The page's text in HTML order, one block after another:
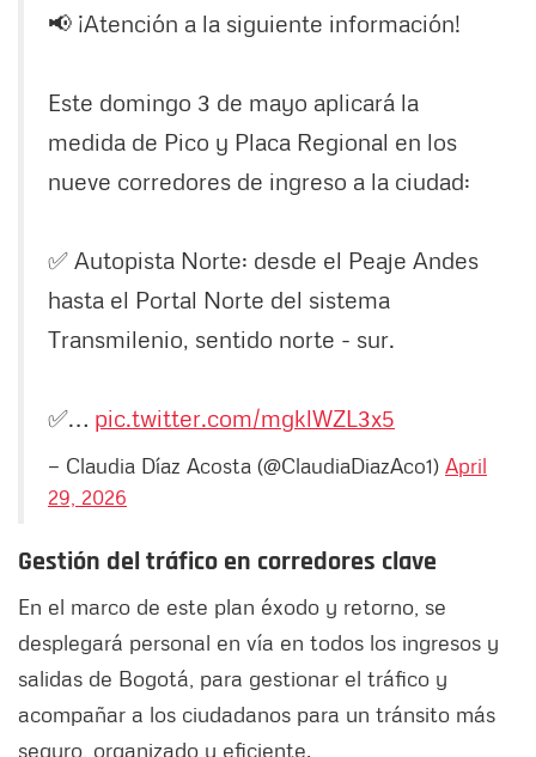
📢 ¡Atención a la siguiente información!
Este domingo 3 de mayo aplicará la
medida de Pico y Placa Regional en los
nueve corredores de ingreso a la ciudad:
✅ Autopista Norte: desde el Peaje Andes
hasta el Portal Norte del sistema
Transmilenio, sentido norte - sur.
✅… pic.twitter.com/mgklWZL3x5
— Claudia Díaz Acosta (@ClaudiaDiazAco1) April
29, 2026
Gestión del tráfico en corredores clave
En el marco de este plan éxodo y retorno, se
desplegará personal en vía en todos los ingresos y
salidas de Bogotá, para gestionar el tráfico y
acompañar a los ciudadanos para un tránsito más
seguro, organizado y eficiente.